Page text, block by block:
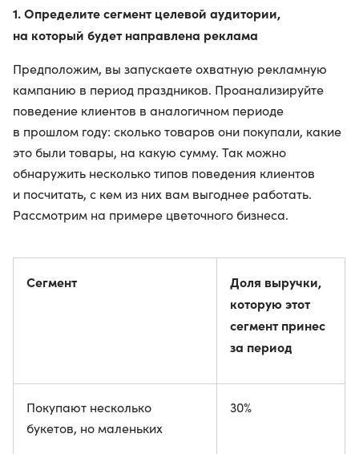
1. Определите сегмент целевой аудитории,
на который будет направлена реклама
Предположим, вы запускаете охватную рекламную
кампанию в период праздников. Проанализируйте
поведение клиентов в аналогичном периоде
в прошлом году: сколько товаров они покупали, какие
это были товары, на какую сумму. Так можно
обнаружить несколько типов поведения клиентов
и посчитать, с кем из них вам выгоднее работать.
Рассмотрим на примере цветочного бизнеса.
Сегмент
Доля выручки,
которую этот
сегмент принес
за период
Покупают несколько
букетов, но маленьких
30%